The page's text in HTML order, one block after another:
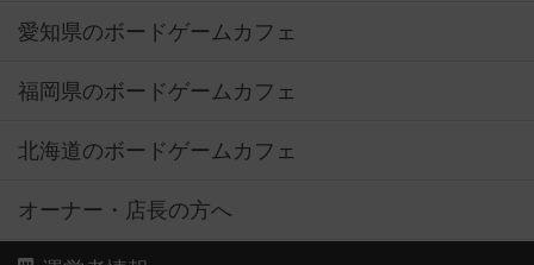
愛知県のボードゲームカフェ
福岡県のボードゲームカフェ
北海道のボードゲームカフェ
オーナー・店長の方へ